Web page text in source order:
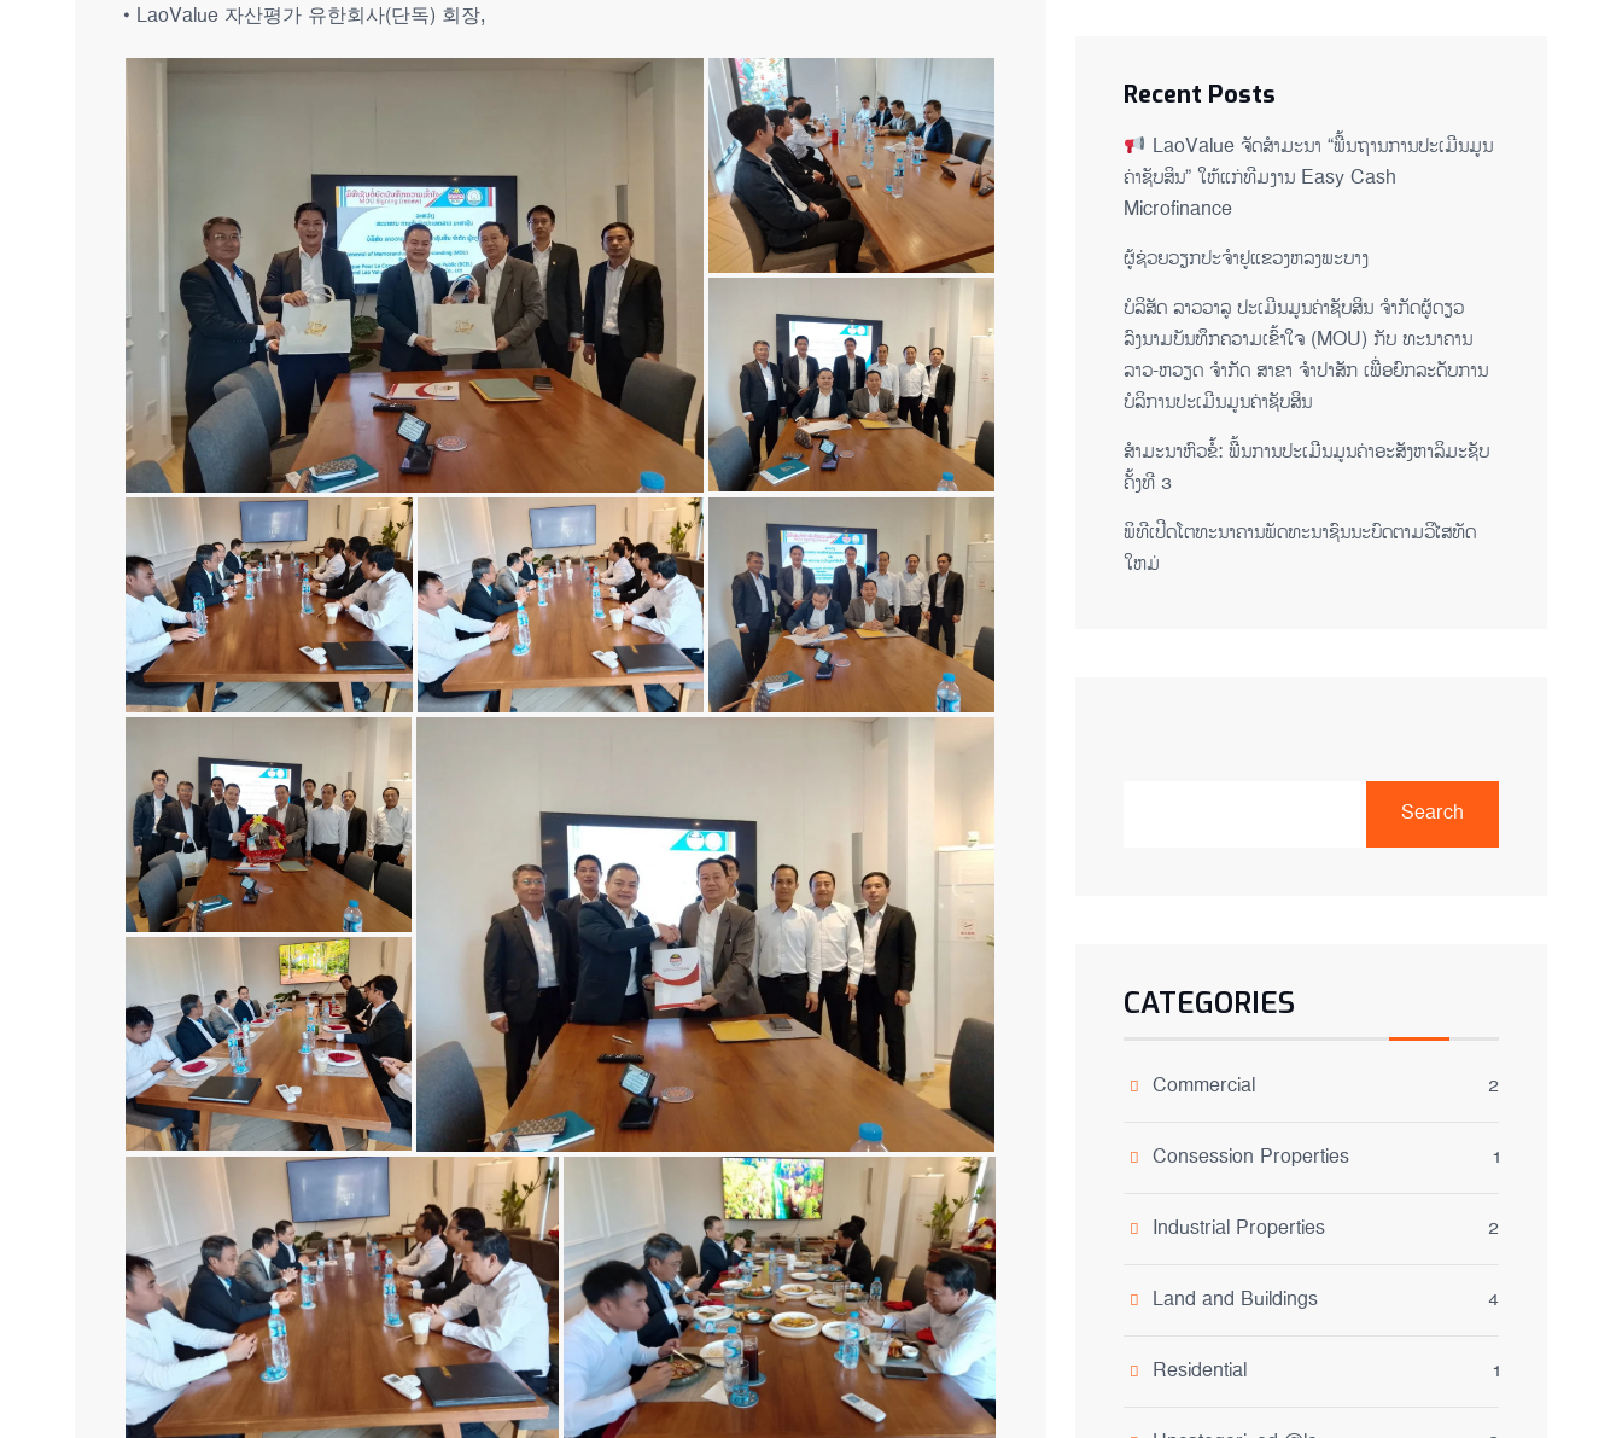
• LaoValue 자산평가 유한회사(단독) 회장,
Recent Posts
LaoValue ຈັດສຳມະນາ “ພື້ນຖານການປະເມີນມູນ
ຄ່າຊັບສິນ” ໃຫ້ແກ່ທີມງານ Easy Cash
Microfinance
ຜູ້ຊ່ວຍ​ວຽກປະ​ຈຳ​ຢູ​​ແຂວງຫລງ​ພະ​ບາງ
ບໍລິສັດ ລາວວາລູ ປະເມີນມູນຄ່າຊັບສິນ ຈຳກັດຜູ້ດຽວ
ລົງນາມບັນທຶກຄວາມເຂົ້າໃຈ (MOU) ກັບ ທະນາຄານ
ລາວ-ຫວຽດ ຈຳກັດ ສາຂາ ຈຳປາສັກ ເພື່ອຍົກລະດັບການ
ບໍລິການປະເມີນມູນຄ່າຊັບສິນ
ສຳມະນາຫົວຂໍ້: ພື້ນການປະເມີນມູນຄ່າອະສັງຫາລິມະຊັບ
ຄັ້ງທີ 3
ພິ​ທີ​ເປີດ​ໂຕ​ທະ​ນາ​ຄານ​ພັດ​ທະ​ນາ​ຊົນ​ນະ​ບົດ​ຕາມ​ວິ​ໄສ​ທັດ​
ໃຫມ່
Search
CATEGORIES
Commercial 2
Consession Properties 1
Industrial Properties 2
Land and Buildings 4
Residential 1